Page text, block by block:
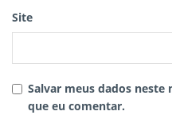
Site
Salvar meus dados neste
que eu comentar.